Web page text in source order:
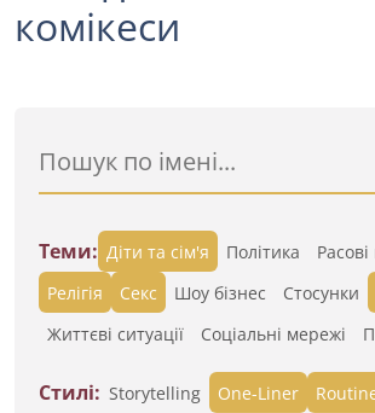
комікеси
Теми: Діти та сім'я Політика
Релігія
Секс Шоу бізнес Стосунки
Життєві ситуації
Cоціальні мережі
Стилі: Storytelling One-Liner